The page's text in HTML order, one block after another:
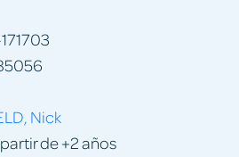
Nick
de +2 años